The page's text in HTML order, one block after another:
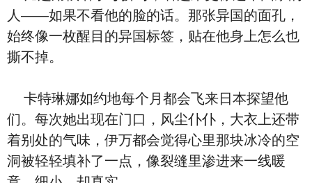
人——如果不看他的脸的话。那张异国的面孔，
始终像一枚醒目的异国标签，贴在他身上怎么也
撕不掉。
卡特琳娜如约地每个月都会飞来日本探望他
们。每次她出现在门口，风尘仆仆，大衣上还带
着别处的气味，伊万都会觉得心里那块冰冷的空
洞被轻轻填补了一点，像裂缝里渗进来一线暖